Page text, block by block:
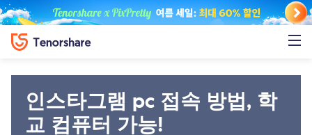
인스타그램 pc 접속 방법, 학
교 컴퓨터 가능!